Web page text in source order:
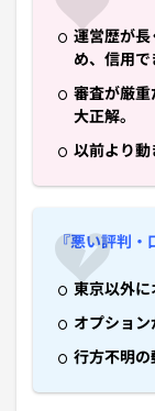
運営歴が長
め、信用で
審査が厳重
大正解。
以前より動
『悪い評判・
東京以外に
オプション
行方不明の